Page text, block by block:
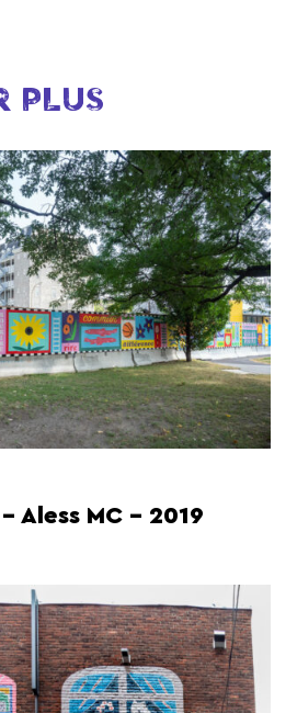
PLUS
Aless MC – 2019